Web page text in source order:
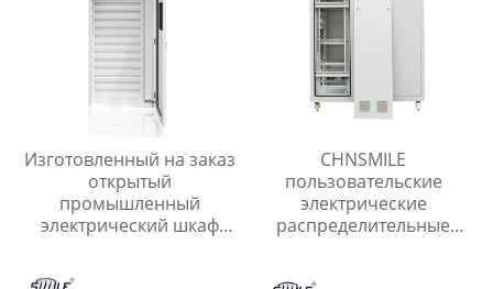
Изготовленный на заказ
открытый
промышленный
электрический шкаф
CHNSMILE
пользовательские
электрические
распределительные